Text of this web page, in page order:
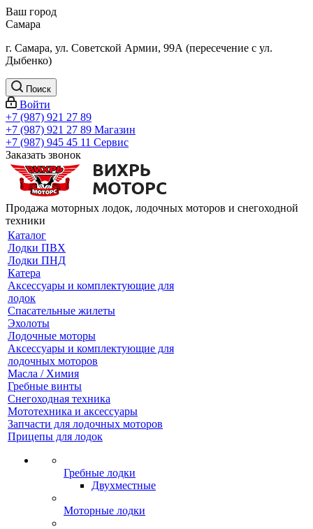
Ваш город
Самара
г. Самара, ул. Советской Армии, 99А (пересечение с ул.
Дыбенко)
Поиск
Войти
+7 (987) 921 27 89
+7 (987) 921 27 89 Магазин
+7 (987) 945 45 11 Сервис
Заказать звонок
Продажа моторных лодок, лодочных моторов и снегоходной
техники
Каталог
Лодки ПВХ
Лодки ПНД
Катера
Аксессуары и комплектующие для
лодок
Спасательные жилеты
Эхолоты
Лодочные моторы
Аксессуары и комплектующие для
лодочных моторов
Масла / Химия
Гребные винты
Снегоходная техника
Мототехника и аксессуары
Запчасти для лодочных моторов
Прицепы для лодок
Гребные лодки
Двухместные
Моторные лодки